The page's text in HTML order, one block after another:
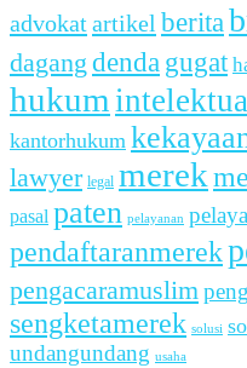
advokat artikel berita
dagang denda gugat
hukum
kantorhukum
lawyer legal merek
pasal paten pelayanan
pendaftaranmerek
pengacaramuslim
sengketamerek solusi
undangundang usaha